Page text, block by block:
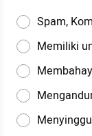
Spam,
Memiliki